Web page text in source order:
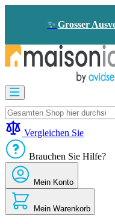
✨ Grosser
Bildtelefon
und
Türklingel
-
Energieeinsparung
Sicherheit
Komfort
im
Haus
Vergleichen Sie
Brauchen Sie Hilfe?
Mein Konto
Mein Warenkorb